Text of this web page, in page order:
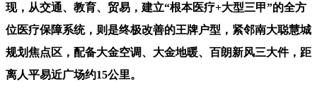
现，从交通、教育、贸易，建立“根本医疗+大型三甲”的全方
位医疗保障系统，则是终极改善的王牌户型，紧邻南大聪慧城
规划焦点区，配备大金空调、大金地暖、百朗新风三大件，距
离人平易近广场约15公里。